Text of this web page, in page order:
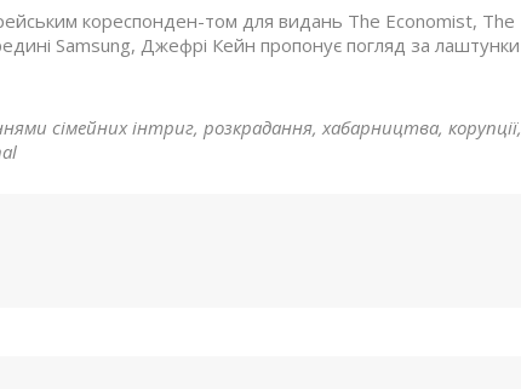
кореспонден-том для видань The Economist, The
Samsung, Джефрі Кейн пропонує погляд за лаштунки
сімейних інтриг, розкрадання, хабарництва, корупції,